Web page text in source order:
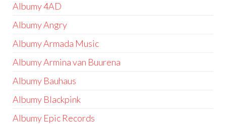
Albumy 4AD
Albumy Angry
Albumy Armada Music
Albumy Armina van Buurena
Albumy Bauhaus
Albumy Blackpink
Albumy Epic Records